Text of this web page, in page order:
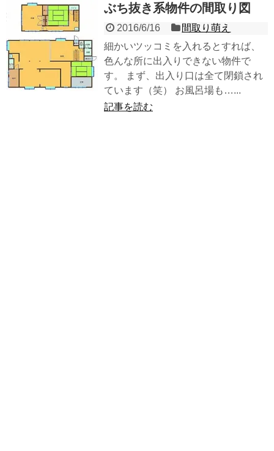
ぶち抜き系物件の間取り図
2016/6/16
間取り萌え
細かいツッコミを入れるとすれば、
色んな所に出入りできない物件で
す。 まず、出入り口は全て閉鎖され
ています（笑） お風呂場も…...
記事を読む